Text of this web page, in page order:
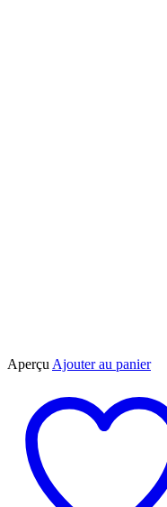
Aperçu Ajouter au panier